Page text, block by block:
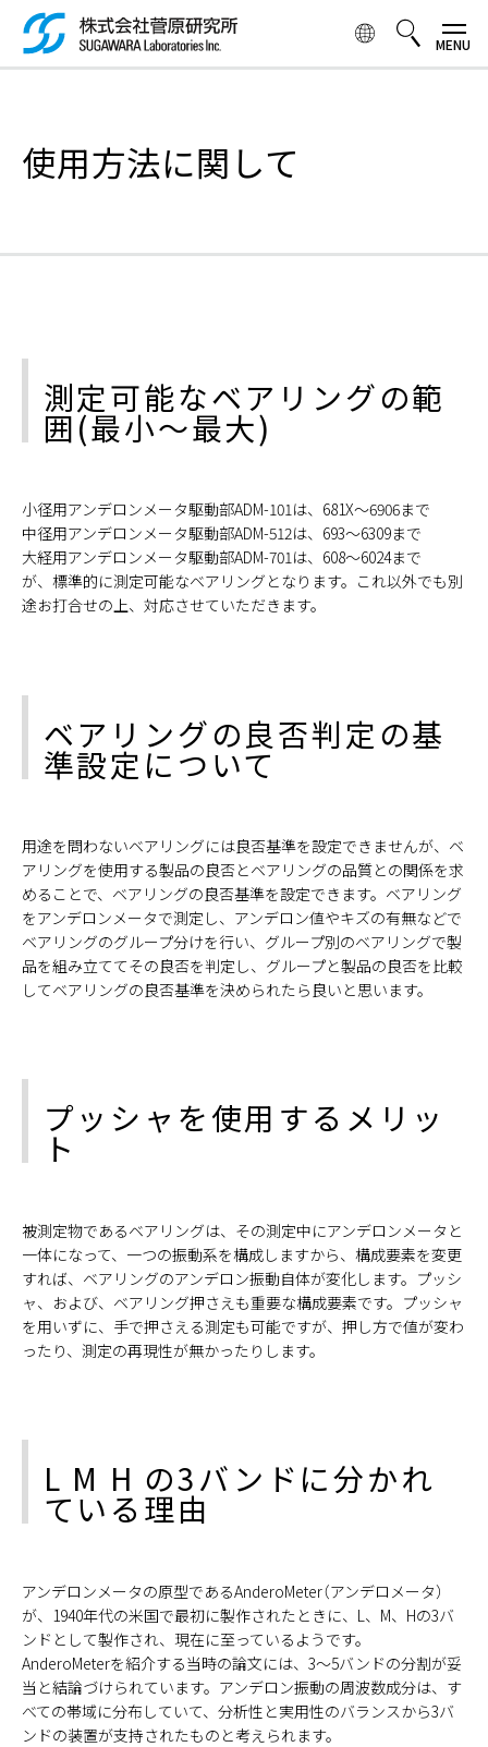
メ
イ
ン
ツ
動
使用方法に関して
測定可能なベアリングの範
囲(最小～最大)
小径用アンデロンメータ駆動部ADM-101は、681X～6906まで
中径用アンデロンメータ駆動部ADM-512は、693～6309まで
大経用アンデロンメータ駆動部ADM-701は、608～6024まで
が、標準的に測定可能なベアリングとなります。これ以外でも別
途お打合せの上、対応させていただきます。
ベアリングの良否判定の基
準設定について
用途を問わないベアリングには良否基準を設定できませんが、ベ
アリングを使用する製品の良否とベアリングの品質との関係を求
めることで、ベアリングの良否基準を設定できます。ベアリング
をアンデロンメータで測定し、アンデロン値やキズの有無などで
ベアリングのグループ分けを行い、グループ別のベアリングで製
品を組み立ててその良否を判定し、グループと製品の良否を比較
してベアリングの良否基準を決められたら良いと思います。
プッシャを使用するメリッ
ト
被測定物であるベアリングは、その測定中にアンデロンメータと
一体になって、一つの振動系を構成しますから、構成要素を変更
すれば、ベアリングのアンデロン振動自体が変化します。プッシ
ャ、および、ベアリング押さえも重要な構成要素です。プッシャ
を用いずに、手で押さえる測定も可能ですが、押し方で値が変わ
ったり、測定の再現性が無かったりします。
L M H の3バンドに分かれ
ている理由
アンデロンメータの原型であるAnderoMeter（アンデロメータ）
が、1940年代の米国で最初に製作されたときに、L、M、Hの3バ
ンドとして製作され、現在に至っているようです。
AnderoMeterを紹介する当時の論文には、3～5バンドの分割が妥
当と結論づけられています。アンデロン振動の周波数成分は、す
べての帯域に分布していて、分析性と実用性のバランスから3バ
ンドの装置が支持されたものと考えられます。